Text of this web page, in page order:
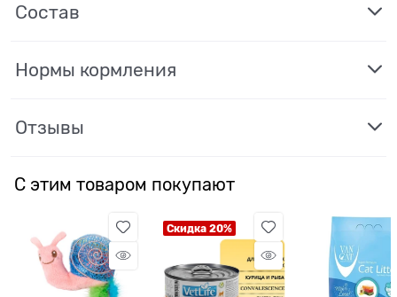
Состав
Нормы кормления
Отзывы
С этим товаром покупают
Скидка 20%